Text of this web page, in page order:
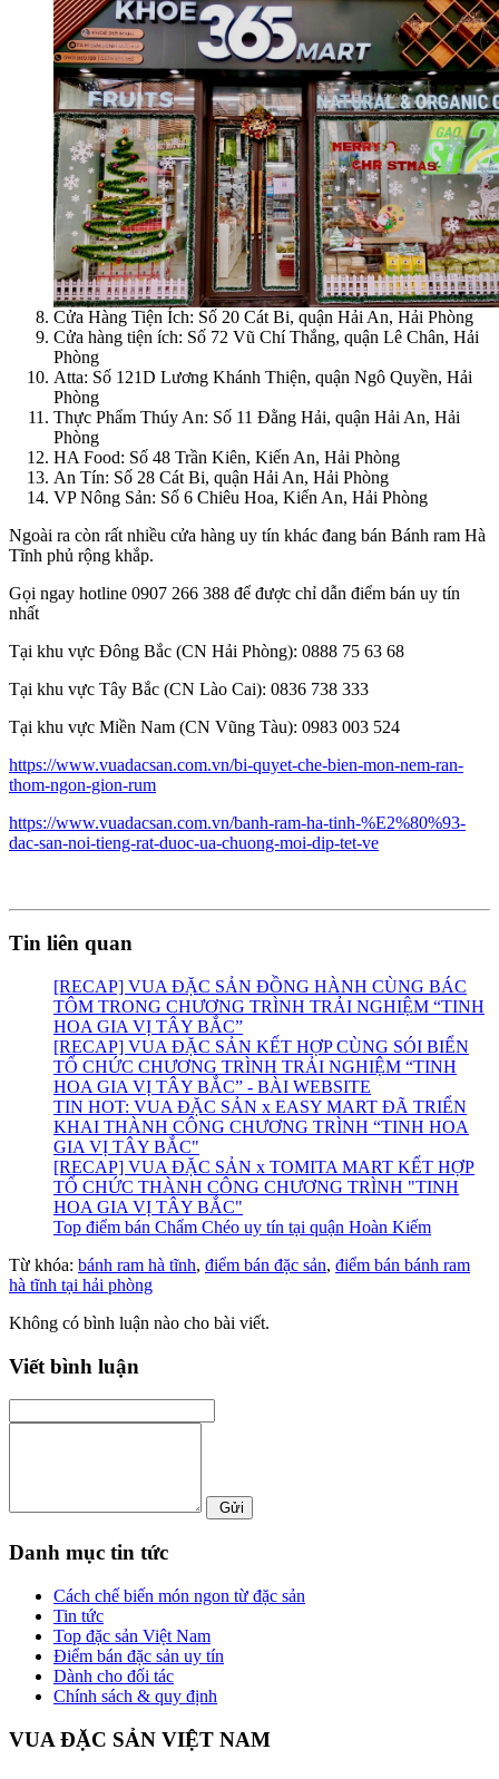
Cửa Hàng Tiện Ích: Số 20 Cát Bi, quận Hải An, Hải Phòng
Cửa hàng tiện ích: Số 72 Vũ Chí Thắng, quận Lê Chân, Hải
Phòng
Atta: Số 121D Lương Khánh Thiện, quận Ngô Quyền, Hải
Phòng
Thực Phẩm Thúy An: Số 11 Đằng Hải, quận Hải An, Hải
Phòng
HA Food: Số 48 Trần Kiên, Kiến An, Hải Phòng
An Tín: Số 28 Cát Bi, quận Hải An, Hải Phòng
VP Nông Sản: Số 6 Chiêu Hoa, Kiến An, Hải Phòng
Ngoài ra còn rất nhiều cửa hàng uy tín khác đang bán Bánh ram Hà
Tĩnh phủ rộng khắp.
Gọi ngay hotline 0907 266 388 để được chỉ dẫn điểm bán uy tín
nhất
Tại khu vực Đông Bắc (CN Hải Phòng): 0888 75 63 68
Tại khu vực Tây Bắc (CN Lào Cai): 0836 738 333
Tại khu vực Miền Nam (CN Vũng Tàu): 0983 003 524
https://www.vuadacsan.com.vn/bi-quyet-che-bien-mon-nem-ran-
thom-ngon-gion-rum
https://www.vuadacsan.com.vn/banh-ram-ha-tinh-%E2%80%93-
dac-san-noi-tieng-rat-duoc-ua-chuong-moi-dip-tet-ve
Tin liên quan
[RECAP] VUA ĐẶC SẢN ĐỒNG HÀNH CÙNG BÁC
TÔM TRONG CHƯƠNG TRÌNH TRẢI NGHIỆM “TINH
HOA GIA VỊ TÂY BẮC”
[RECAP] VUA ĐẶC SẢN KẾT HỢP CÙNG SÓI BIỂN
TỔ CHỨC CHƯƠNG TRÌNH TRẢI NGHIỆM “TINH
HOA GIA VỊ TÂY BẮC” - BÀI WEBSITE
TIN HOT: VUA ĐẶC SẢN x EASY MART ĐÃ TRIỂN
KHAI THÀNH CÔNG CHƯƠNG TRÌNH “TINH HOA
GIA VỊ TÂY BẮC"
[RECAP] VUA ĐẶC SẢN x TOMITA MART KẾT HỢP
TỔ CHỨC THÀNH CÔNG CHƯƠNG TRÌNH "TINH
HOA GIA VỊ TÂY BẮC"
Top điểm bán Chẩm Chéo uy tín tại quận Hoàn Kiếm
Từ khóa: bánh ram hà tĩnh, điểm bán đặc sản, điểm bán bánh ram
hà tĩnh tại hải phòng
Không có bình luận nào cho bài viết.
Viết bình luận
Gửi
Danh mục tin tức
Cách chế biến món ngon từ đặc sản
Tin tức
Top đặc sản Việt Nam
Điểm bán đặc sản uy tín
Dành cho đối tác
Chính sách & quy định
VUA ĐẶC SẢN VIỆT NAM